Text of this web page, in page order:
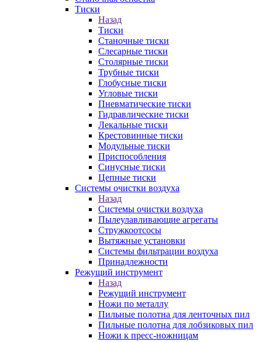
Тиски
Назад
Тиски
Станочные тиски
Слесарные тиски
Столярные тиски
Трубные тиски
Глобусные тиски
Угловые тиски
Пневматические тиски
Гидравлические тиски
Лекальные тиски
Крестовинные тиски
Модульные тиски
Приспособления
Синусные тиски
Цепные тиски
Системы очистки воздуха
Назад
Системы очистки воздуха
Пылеулавливающие агрегаты
Стружкоотсосы
Вытяжные установки
Системы фильтрации воздуха
Принадлежности
Режущий инструмент
Назад
Режущий инструмент
Ножи по металлу
Пильные полотна для ленточных пил
Пильные полотна для лобзиковых пил
Ножи к пресс-ножницам